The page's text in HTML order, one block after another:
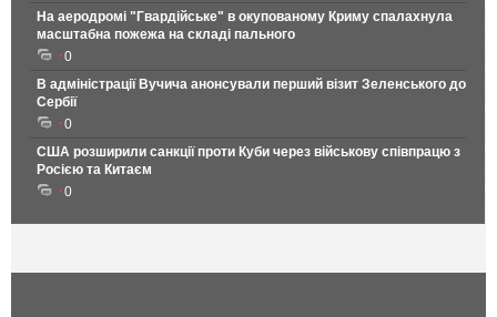
На аеродромі "Гвардійське" в окупованому Криму спалахнула
масштабна пожежа на складі пального
0
В адміністрації Вучича анонсували перший візит Зеленського до
Сербії
0
США розширили санкції проти Куби через військову співпрацю з
Росією та Китаєм
0